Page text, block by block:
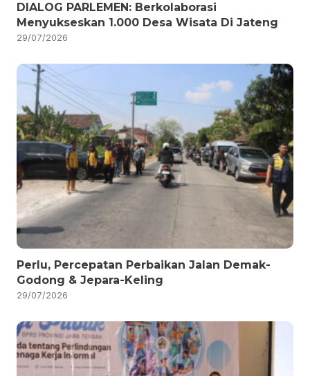
DIALOG PARLEMEN: Berkolaborasi
Menyukseskan 1.000 Desa Wisata Di Jateng
29/07/2026
Perlu, Percepatan Perbaikan Jalan Demak-
Godong & Jepara-Keling
29/07/2026